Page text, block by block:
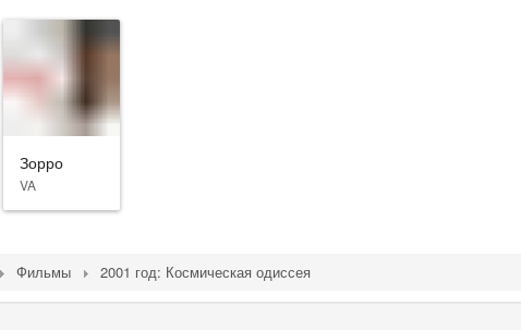
Зорро
VA
Фильмы 2001 год: Космическая одиссея